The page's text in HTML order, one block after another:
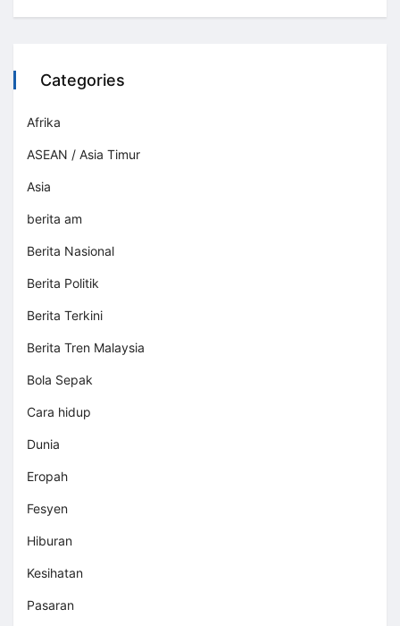
Categories
Afrika
ASEAN / Asia Timur
Asia
berita am
Berita Nasional
Berita Politik
Berita Terkini
Berita Tren Malaysia
Bola Sepak
Cara hidup
Dunia
Eropah
Fesyen
Hiburan
Kesihatan
Pasaran